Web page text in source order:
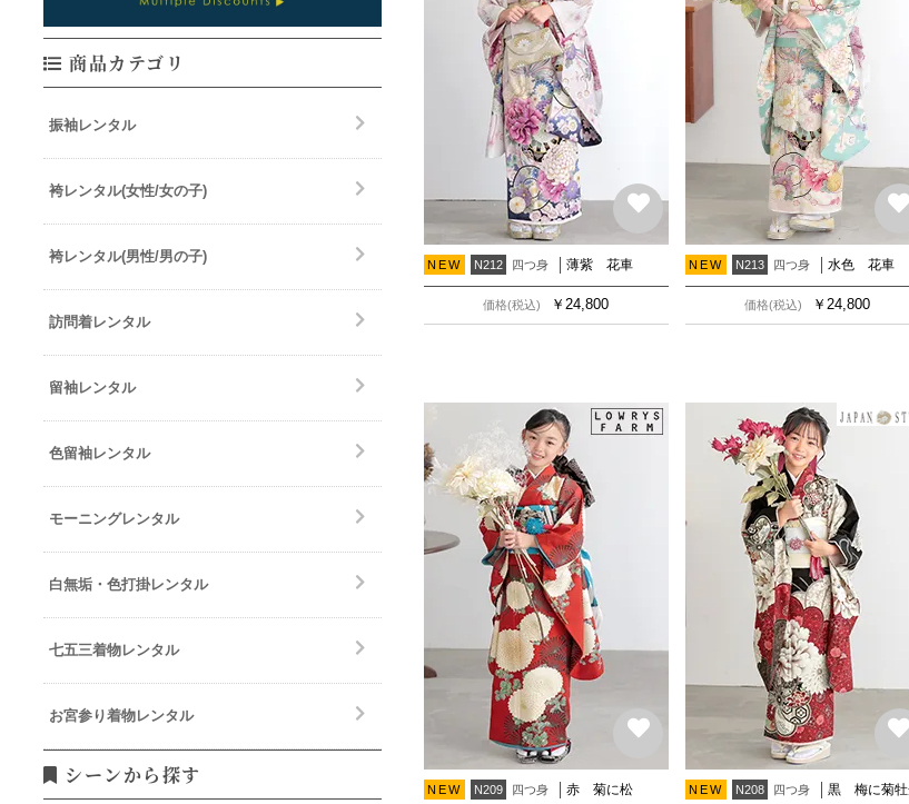
商品カテゴリ
振袖レンタル
袴レンタル(女性/女の子)
袴レンタル(男性/男の子)
訪問着レンタル
留袖レンタル
色留袖レンタル
モーニングレンタル
白無垢・色打掛レンタル
七五三着物レンタル
お宮参り着物レンタル
シーンから探す
NEW N212 四つ身 薄紫 花車
価格(税込) ￥ 24,800
NEW N213 四つ身 水色 花車
価格(税込) ￥ 24,800
NEW N209 四つ身 赤 菊に松 NEW N208 四つ身 黒 梅に菊牡